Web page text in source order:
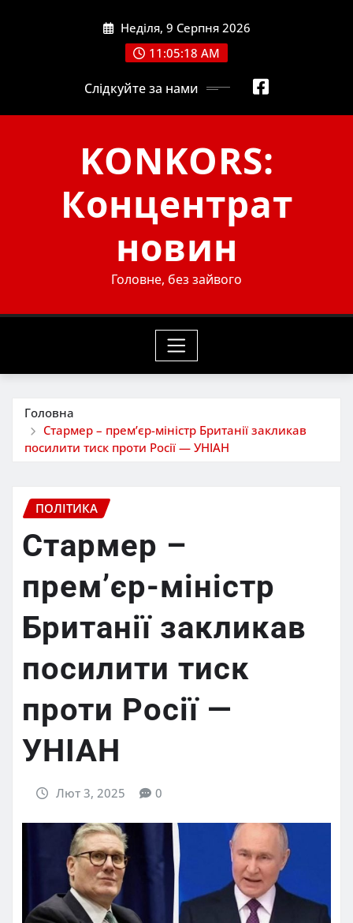
Неділя, 9 Серпня 2026
11:05:19 AM
Слідкуйте за нами
KONKORS:
Концентрат
новин
Головне, без зайвого
Головна
Стармер – прем’єр-міністр Британії закликав
посилити тиск проти Росії — УНІАН
ПОЛІТИКА
Стармер –
прем’єр-міністр
Британії закликав
посилити тиск
проти Росії —
УНІАН
Лют 3, 2025 0